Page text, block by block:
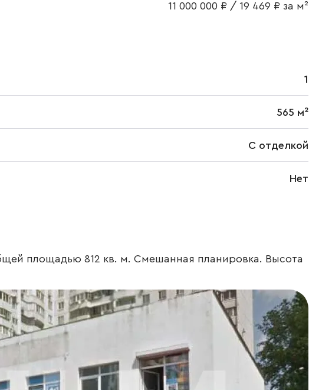
11 000 000 ₽ / 19 469 ₽ за м²
1
565 м²
С отделкой
Нет
площадью 812 кв. м. Смешанная планировка. Высота